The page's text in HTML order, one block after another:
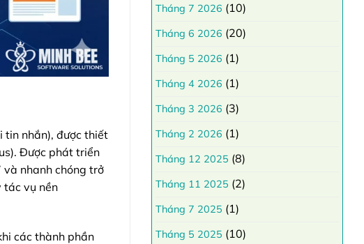
tin nhắn), được thiết
Được phát triển
nhanh chóng trở
tác vụ nền
các thành phần
Tháng 7 2026 (10)
Tháng 6 2026 (20)
Tháng 5 2026 (1)
Tháng 4 2026 (1)
Tháng 3 2026 (3)
Tháng 2 2026 (1)
Tháng 12 2025 (8)
Tháng 11 2025 (2)
Tháng 7 2025 (1)
Tháng 5 2025 (10)